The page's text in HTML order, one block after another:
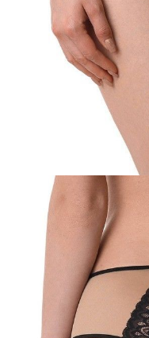
ПОЛУЧИТЬ ПО
darmowa od 99 zł
czas dostawy: 1-2 dni robocze
Paczkomaty InPost 24/7,
czas dostawy: 1-2 dni robocze
w sklepie
pn.- czw. 8:00 - 16:00, pt.
O produkcie
Figi Venus wykonane są z
Lekkość wzoru wspiera
Dzięki cielistemu odcieniu
podkreślając koronkowe
Cechy modelu:
- niski stan,
- wykończony elastyczną
- wykonana z elastycznej
1009020640010012